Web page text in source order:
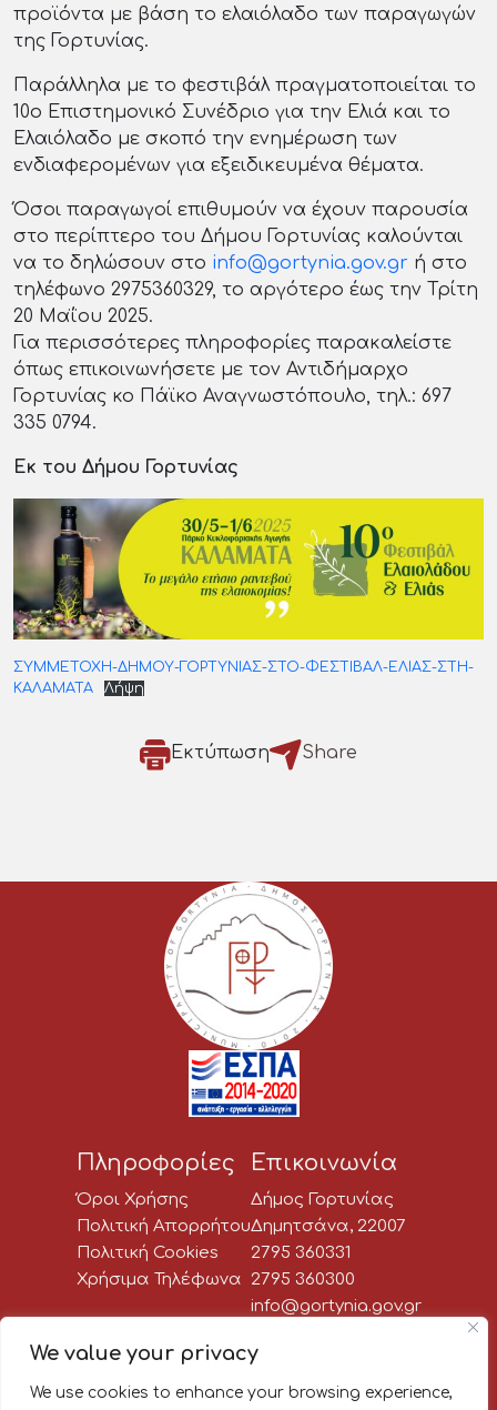
We value your privacy
We use cookies to enhance your browsing experience,
προϊόντα με βάση το ελαιόλαδο των παραγωγών
της Γορτυνίας.
Παράλληλα με το φεστιβάλ πραγματοποιείται το
10ο Επιστημονικό Συνέδριο για την Ελιά και το
Ελαιόλαδο με σκοπό την ενημέρωση των
ενδιαφερομένων για εξειδικευμένα θέματα.
Όσοι παραγωγοί επιθυμούν να έχουν παρουσία
στο περίπτερο του Δήμου Γορτυνίας καλούνται
να το δηλώσουν στο info@gortynia.gov.gr ή στο
τηλέφωνο 2975360329, το αργότερο έως την Τρίτη
20 Μαΐου 2025.
Για περισσότερες πληροφορίες παρακαλείστε
όπως επικοινωνήσετε με τον Αντιδήμαρχο
Γορτυνίας κο Πάϊκο Αναγνωστόπουλο, τηλ.: 697
335 0794.
Εκ του Δήμου Γορτυνίας
ΣΥΜΜΕΤΟΧΗ-ΔΗΜΟΥ-ΓΟΡΤΥΝΙΑΣ-ΣΤΟ-ΦΕΣΤΙΒΑΛ-ΕΛΙΑΣ-ΣΤΗ-
ΚΑΛΑΜΑΤΑ
Λήψη
Εκτύπωση Share
Πληροφορίες
Όροι Χρήσης
Πολιτική Απορρήτου
Πολιτική Cookies
Χρήσιμα Τηλέφωνα
Επικοινωνία
Δήμος Γορτυνίας
Δημητσάνα, 22007
2795 360331
2795 360300
info@gortynia.gov.gr
Social Media